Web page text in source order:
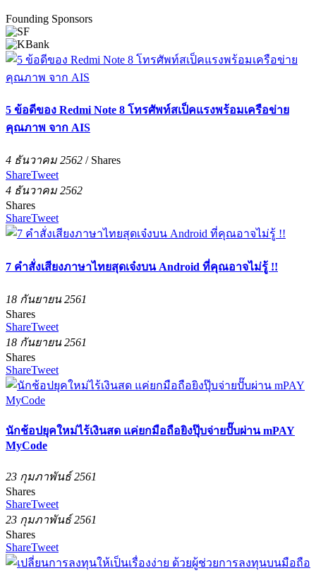
Founding Sponsors
5 ข้อดีของ Redmi Note 8 โทรศัพท์สเป็คแรงพร้อมเครือข่าย
คุณภาพ จาก AIS
4 ธันวาคม 2562 / Shares
ShareTweet
4 ธันวาคม 2562
Shares
ShareTweet
7 คำสั่งเสียงภาษาไทยสุดเจ๋งบน Android ที่คุณอาจไม่รู้ !!
18 กันยายน 2561
Shares
ShareTweet
18 กันยายน 2561
Shares
ShareTweet
นักช้อปยุคใหม่ไร้เงินสด แค่ยกมือถือยิงปุ๊บจ่ายปั๊บผ่าน mPAY
MyCode
23 กุมภาพันธ์ 2561
Shares
ShareTweet
23 กุมภาพันธ์ 2561
Shares
ShareTweet